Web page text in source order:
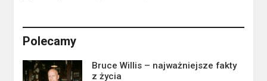
Polecamy
Bruce Willis – najważniejsze fakty
z życia